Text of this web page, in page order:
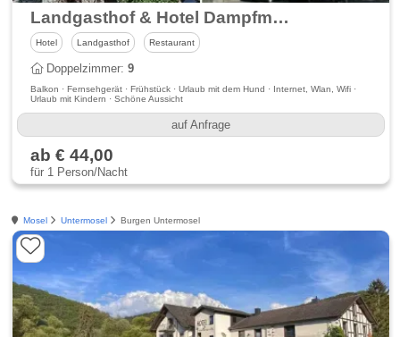
Landgasthof & Hotel Dampfmühle Schupbach
Hotel Landgasthof Restaurant
Doppelzimmer:9
Balkon · Fernsehgerät · Frühstück · Urlaub mit dem Hund · Internet, Wlan, Wifi ·
Urlaub mit Kindern · Schöne Aussicht
auf Anfrage
ab € 44,00
für 1 Person/Nacht
Mosel Untermosel Burgen Untermosel